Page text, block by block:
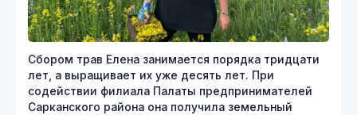
Сбором трав Елена занимается порядка тридцати
лет, а выращивает их уже десять лет. При
содействии филиала Палаты предпринимателей
Сарканского района она получила земельный